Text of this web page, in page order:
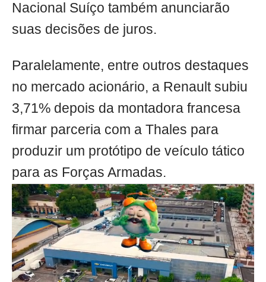
Nacional Suíço também anunciarão
suas decisões de juros.
Paralelamente, entre outros destaques
no mercado acionário, a Renault subiu
3,71% depois da montadora francesa
firmar parceria com a Thales para
produzir um protótipo de veículo tático
para as Forças Armadas.